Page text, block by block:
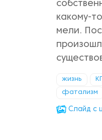
какому-
мели.
жизнь
фатализм
Cлайд с